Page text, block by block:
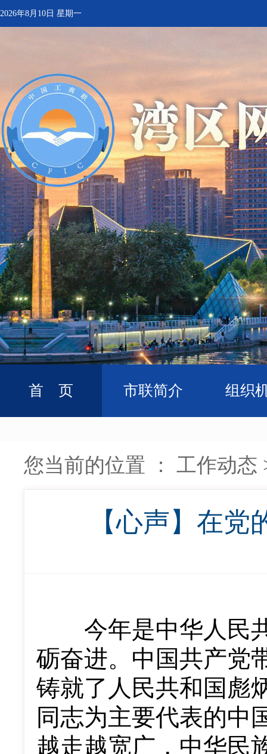
2026年8月10日 星期一
首 页 市联简介 组织
您当前的位置 ： 工作动态
【心声】在
今年是中华人民共
砺奋进。中国共产党
铸就了人民共和国彪
同志为主要代表的中
越走越宽广，中华民